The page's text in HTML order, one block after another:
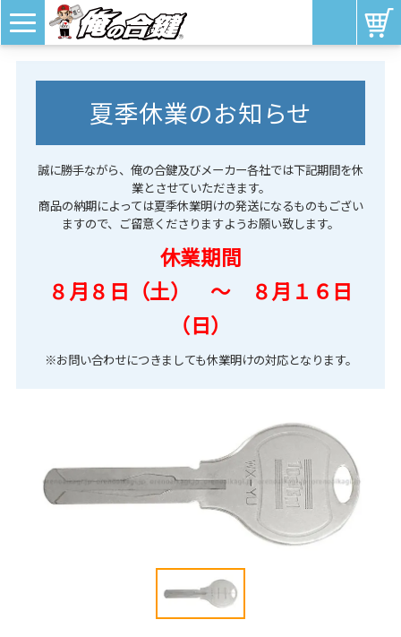
夏季休業のお知らせ
誠に勝手ながら、俺の合鍵及びメーカー各社では下記期間を休
業とさせていただきます。
商品の納期によっては夏季休業明けの発送になるものもござい
ますので、ご留意くださりますようお願い致します。
休業期間
８月８日（土） ～ ８月１６日
（日）
※お問い合わせにつきましても休業明けの対応となります。